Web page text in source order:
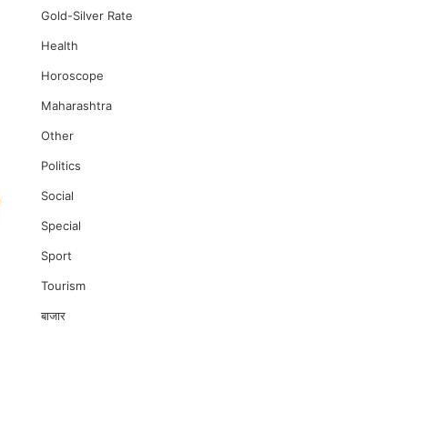
Gold-Silver Rate
Health
Horoscope
Maharashtra
Other
Politics
Social
Special
Sport
Tourism
बाजार